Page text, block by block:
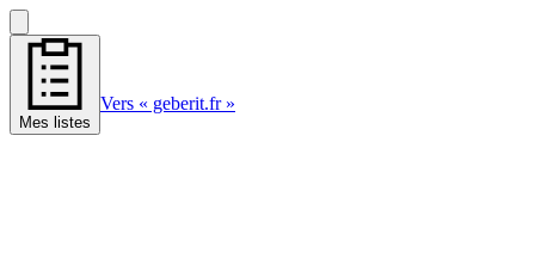
Mes listes
Vers « geberit.fr »